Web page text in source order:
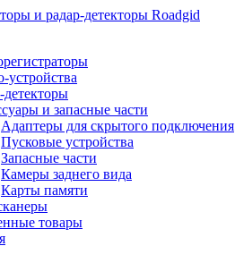
устройства
детекторы
и запасные части
Адаптеры для скрытого подключения
Пусковые устройства
Запасные части
Камеры заднего вида
Карты памяти
товары